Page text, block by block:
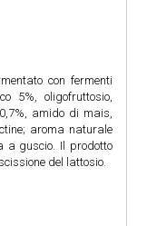
con fermenti
5%, oligofruttosio,
amido di mais,
aroma naturale
a guscio. Il prodotto
del lattosio.